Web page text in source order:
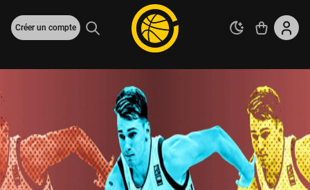
Créer un compte